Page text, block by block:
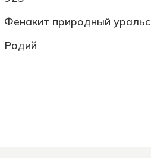
Фенакит природный
Родий